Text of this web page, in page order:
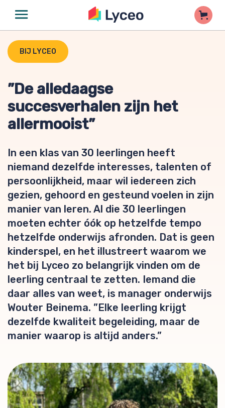
BIJ LYCEO
”De alledaagse
succesverhalen zijn het
allermooist”
In een klas van 30 leerlingen heeft
niemand dezelfde interesses, talenten of
persoonlijkheid, maar wil iedereen zich
gezien, gehoord en gesteund voelen in zijn
manier van leren. Al die 30 leerlingen
moeten echter óók op hetzelfde tempo
hetzelfde onderwijs afronden. Dat is geen
kinderspel, en het illustreert waarom we
het bij Lyceo zo belangrijk vinden om de
leerling centraal te zetten. Iemand die
daar alles van weet, is manager onderwijs
Wouter Beinema. ”Elke leerling krijgt
dezelfde kwaliteit begeleiding, maar de
manier waarop is altijd anders.”